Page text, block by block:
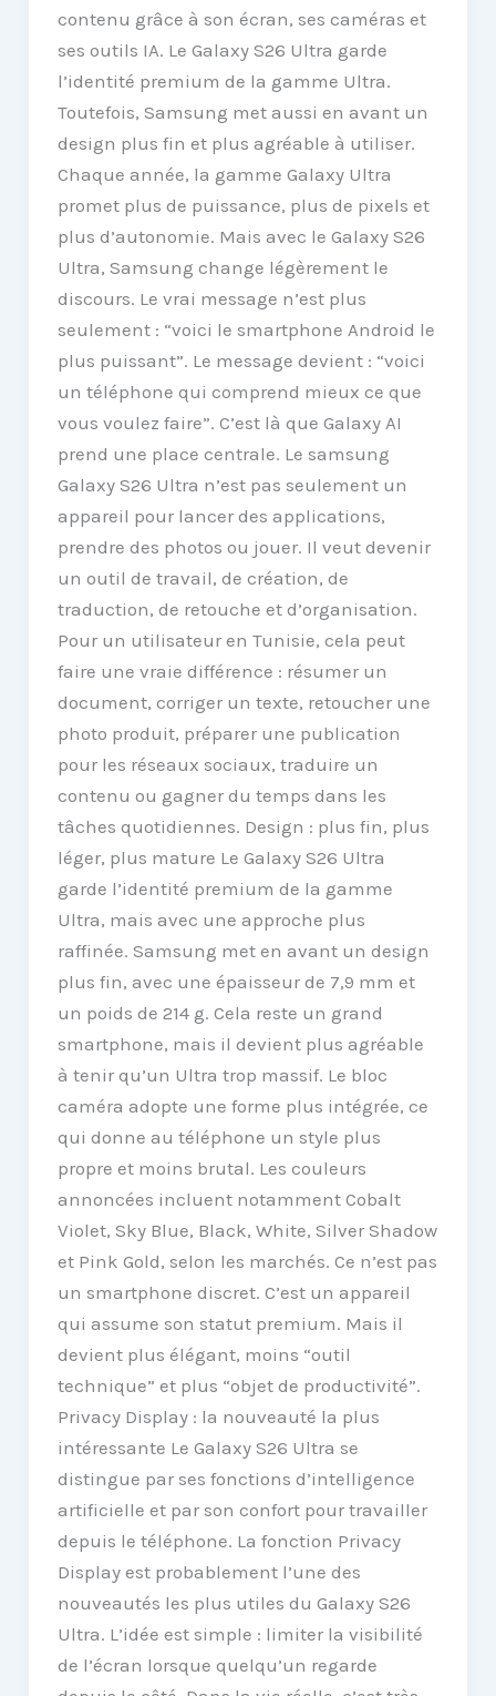
contenu grâce à son écran, ses caméras et
ses outils IA. Le Galaxy S26 Ultra garde
l’identité premium de la gamme Ultra.
Toutefois, Samsung met aussi en avant un
design plus fin et plus agréable à utiliser.
Chaque année, la gamme Galaxy Ultra
promet plus de puissance, plus de pixels et
plus d’autonomie. Mais avec le Galaxy S26
Ultra, Samsung change légèrement le
discours. Le vrai message n’est plus
seulement : “voici le smartphone Android le
plus puissant”. Le message devient : “voici
un téléphone qui comprend mieux ce que
vous voulez faire”. C’est là que Galaxy AI
prend une place centrale. Le samsung
Galaxy S26 Ultra n’est pas seulement un
appareil pour lancer des applications,
prendre des photos ou jouer. Il veut devenir
un outil de travail, de création, de
traduction, de retouche et d’organisation.
Pour un utilisateur en Tunisie, cela peut
faire une vraie différence : résumer un
document, corriger un texte, retoucher une
photo produit, préparer une publication
pour les réseaux sociaux, traduire un
contenu ou gagner du temps dans les
tâches quotidiennes. Design : plus fin, plus
léger, plus mature Le Galaxy S26 Ultra
garde l’identité premium de la gamme
Ultra, mais avec une approche plus
raffinée. Samsung met en avant un design
plus fin, avec une épaisseur de 7,9 mm et
un poids de 214 g. Cela reste un grand
smartphone, mais il devient plus agréable
à tenir qu’un Ultra trop massif. Le bloc
caméra adopte une forme plus intégrée, ce
qui donne au téléphone un style plus
propre et moins brutal. Les couleurs
annoncées incluent notamment Cobalt
Violet, Sky Blue, Black, White, Silver Shadow
et Pink Gold, selon les marchés. Ce n’est pas
un smartphone discret. C’est un appareil
qui assume son statut premium. Mais il
devient plus élégant, moins “outil
technique” et plus “objet de productivité”.
Privacy Display : la nouveauté la plus
intéressante Le Galaxy S26 Ultra se
distingue par ses fonctions d’intelligence
artificielle et par son confort pour travailler
depuis le téléphone. La fonction Privacy
Display est probablement l’une des
nouveautés les plus utiles du Galaxy S26
Ultra. L’idée est simple : limiter la visibilité
de l’écran lorsque quelqu’un regarde